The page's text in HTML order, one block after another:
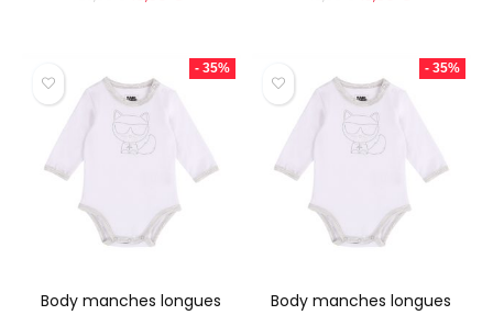
- 35%
Body manches longues
- 35%
Body manches longues